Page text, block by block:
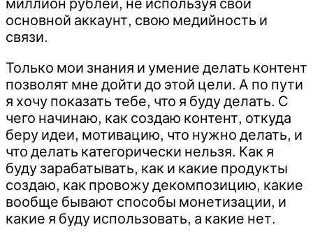
миллион рублей, не используя свой
основной аккаунт, свою медийность и
связи.
Только мои знания и умение делать контент
позволят мне дойти до этой цели. А по пути
я хочу показать тебе, что я буду делать. С
чего начинаю, как создаю контент, откуда
беру идеи, мотивацию, что нужно делать, и
что делать категорически нельзя. Как я
буду зарабатывать, как и какие продукты
создаю, как провожу декомпозицию, какие
вообще бывают способы монетизации, и
какие я буду использовать, а какие нет.